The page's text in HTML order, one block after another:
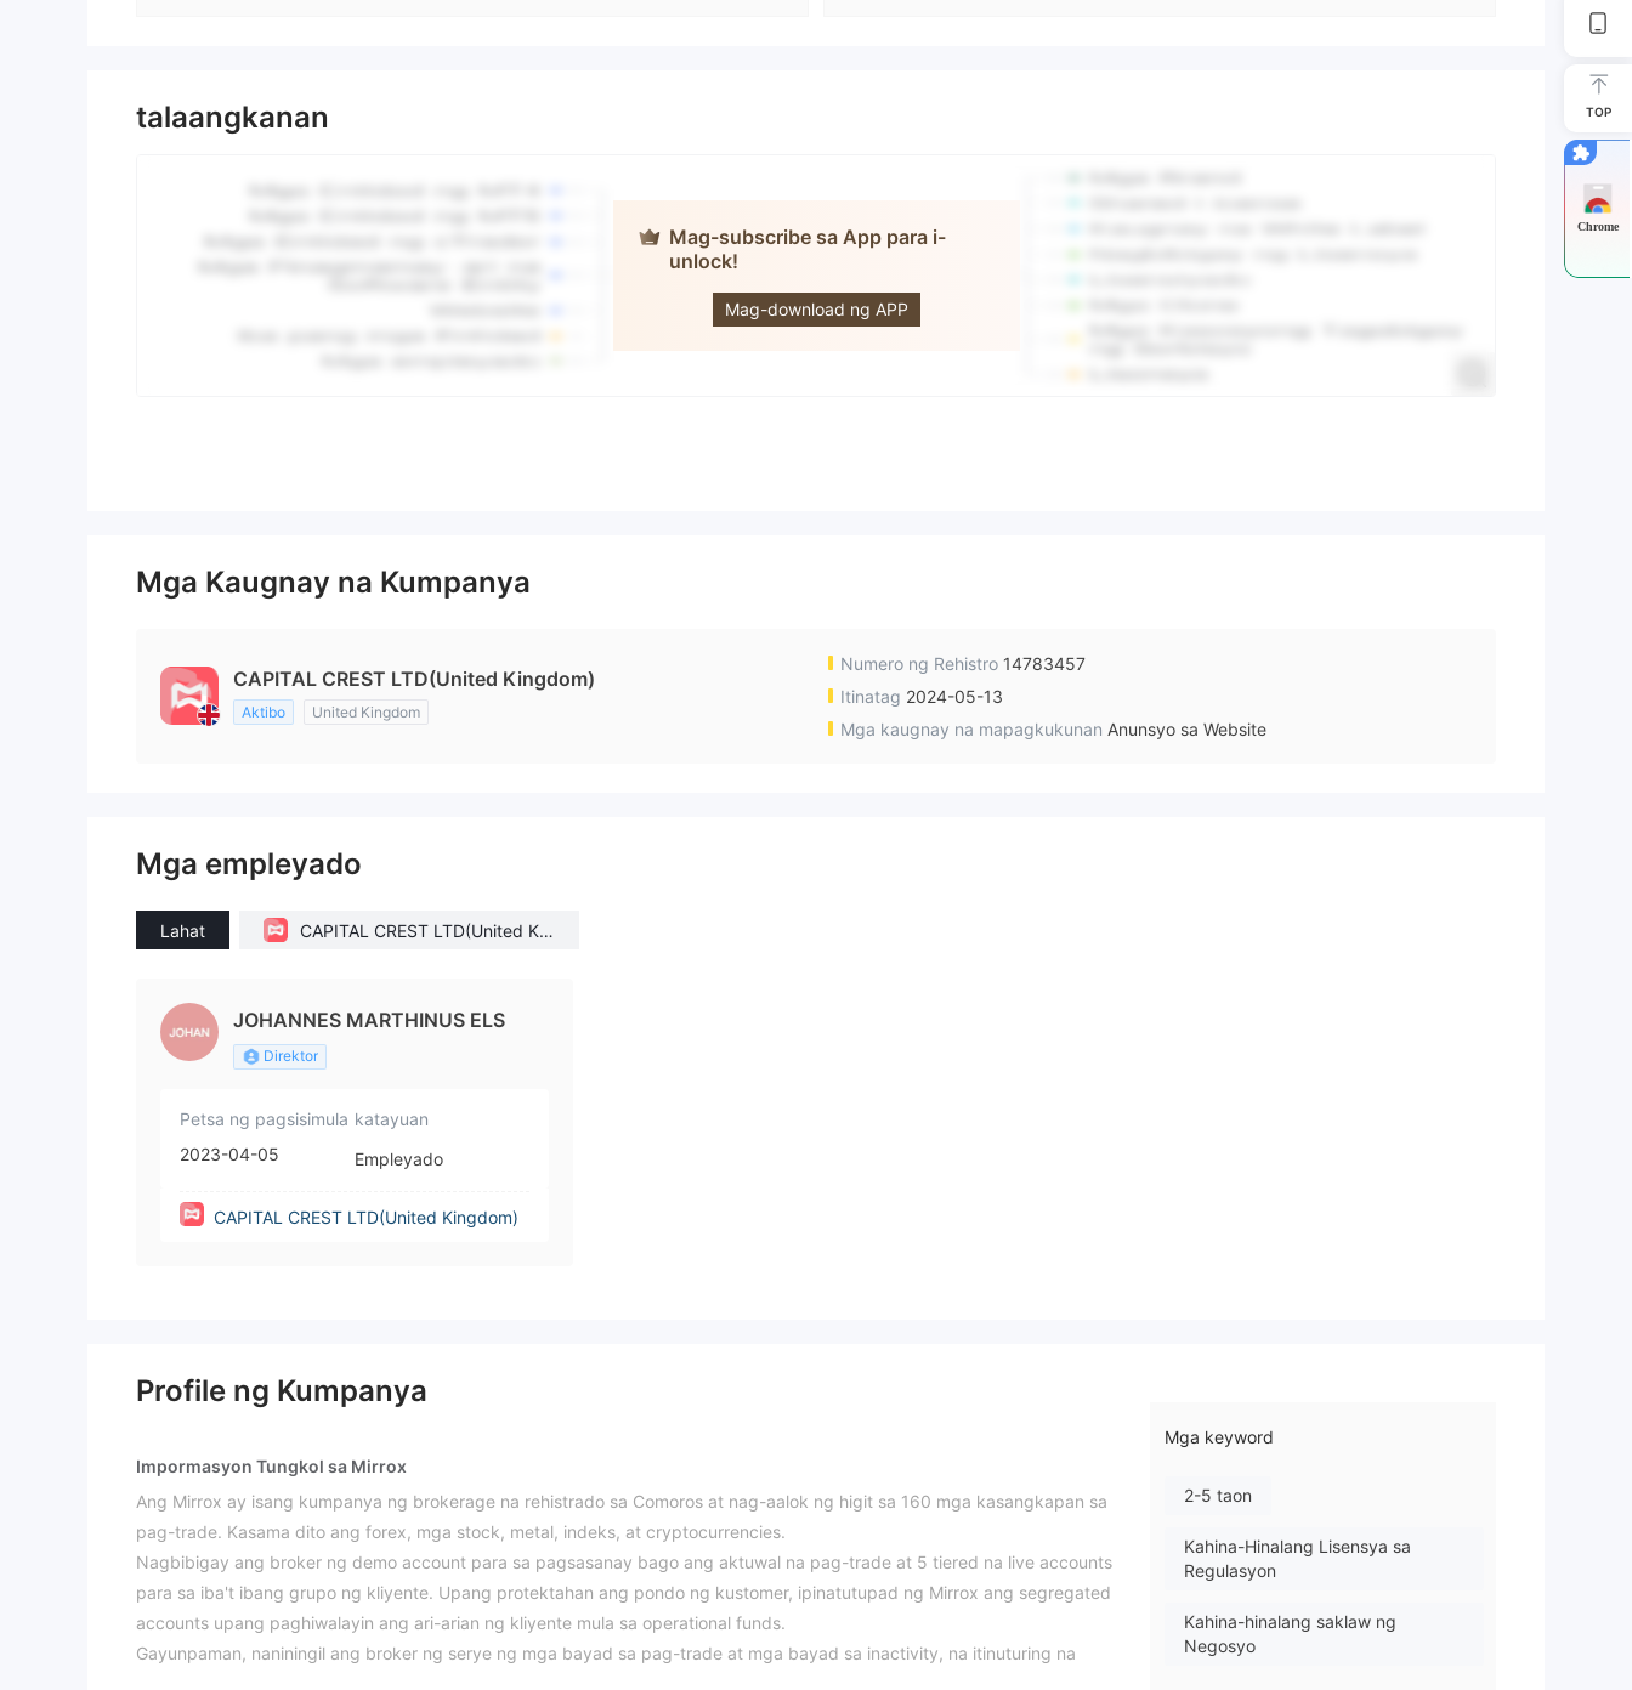
talaangkanan
Mag-subscribe sa App para i-
unlock!
Mag-download ng APP
Mga Kaugnay na Kumpanya
CAPITAL CREST LTD(United Kingdom)
Aktibo United Kingdom
Numero ng Rehistro 14783457
Itinatag 2024-05-13
Mga kaugnay na mapagkukunan Anunsyo sa Website
Mga empleyado
Lahat
CAPITAL CREST LTD(United Kin
JOHANNES MARTHINUS ELS
Direktor
Petsa ng pagsisimula
2023-04-05
katayuan
Empleyado
CAPITAL CREST LTD(United Kingdom)
Profile ng Kumpanya
Impormasyon Tungkol sa Mirrox
Ang Mirrox ay isang kumpanya ng brokerage na rehistrado sa Comoros at nag-aalok ng higit sa 160 mga kasangkapan sa
pag-trade. Kasama dito ang forex, mga stock, metal, indeks, at cryptocurrencies.
Nagbibigay ang broker ng demo account para sa pagsasanay bago ang aktuwal na pag-trade at 5 tiered na live accounts
para sa iba't ibang grupo ng kliyente. Upang protektahan ang pondo ng kustomer, ipinatutupad ng Mirrox ang segregated
accounts upang paghiwalayin ang ari-arian ng kliyente mula sa operational funds.
Gayunpaman, naniningil ang broker ng serye ng mga bayad sa pag-trade at mga bayad sa inactivity, na itinuturing na
Mga keyword
2-5 taon
Kahina-Hinalang Lisensya sa
Regulasyon
Kahina-hinalang saklaw ng
Negosyo
TOP
Chrome